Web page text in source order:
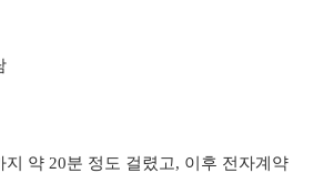
약 20분 정도 걸렸고, 이후 전자계약